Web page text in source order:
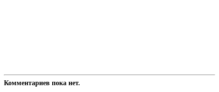
Комментариев пока нет.